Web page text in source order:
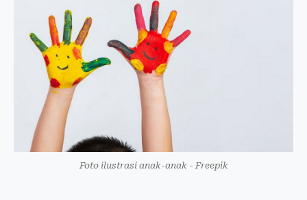
Foto ilustrasi anak-anak - Freepik